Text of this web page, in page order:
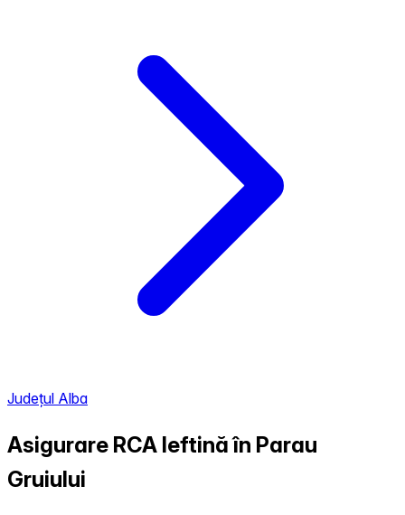
Județul Alba
Asigurare RCA Ieftină în Parau
Gruiului